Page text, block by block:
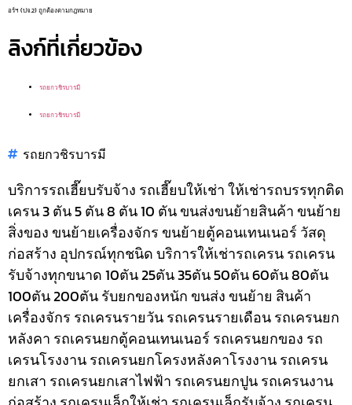
อร์ฯ (ปจ.2) ถูกต้องตามกฎหมาย
ลิงก์ที่เกี่ยวข้อง
รถยกวชิรบารมี
รถยกวชิรบารมี
รถยกวชิรบารมี
บริการรถเฮี๊ยบรับจ้าง รถเฮี๊ยบให้เช่า ให้เช่ารถบรรทุกติด
เครน 3 ตัน 5 ตัน 8 ตัน 10 ตัน ขนส่งขนย้ายสินค้า ขนย้าย
สิ่งของ ขนย้ายเครื่องจักร ขนย้ายตู้คอนเทนเนอร์ วัสดุ
ก่อสร้าง อุปกรณ์ทุกชนิดบริการให้เช่ารถเครน รถเครน
รับจ้างทุกขนาด 10ตัน 25ตัน 35ตัน 50ตัน 60ตัน 80ตัน
100ตัน 200ตัน รับยกของหนัก ขนส่ง ขนย้าย สินค้า
เครื่องจักร รถเครนรายวัน รถเครนรายเดือน รถเครนยก
หลังคา รถเครนยกตู้คอนเทนเนอร์ รถเครนยกของ รถ
เครนโรงงาน รถเครนยกโครงหลังคาโรงงาน รถเครน
ยกเสา รถเครนยกเสาไฟฟ้า รถเครนยกปูน รถเครนงาน